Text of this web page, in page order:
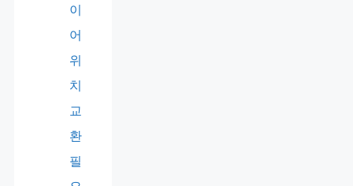
이
어
위
치
교
환
필